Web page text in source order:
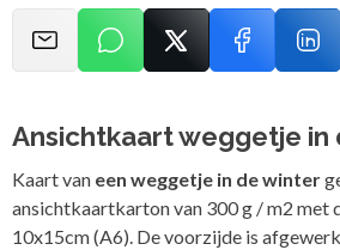
Ansichtkaart weggetje in
Kaart van een weggetje in de winter
ansichtkaartkarton van 300 g / m2 met
10x15cm (A6). De voorzijde is